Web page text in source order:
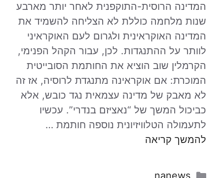
המדינה הרוסית-התוקפנית לאחר יותר מארבע
שנות מלחמה כוללת לא הצליחה להשמיד את
המדינה האוקראינית ולגרום לעם האוקראיני
לוותר על ההתנגדות. לכן, עבור הקהל הפנימי,
הקרמלין שוב הוציא את החותמת הסובייטית
המוכרת: אם אוקראינה מתנגדת לרוסיה, אז זה
לא מאבק של מדינה עצמאית נגד כובש, אלא
כביכול המשך של “נאציזם בנדרי”. עכשיו
לתעמולה הטלוויזיונית נוספה חותמת …
להמשך קריאה
קטגוריות